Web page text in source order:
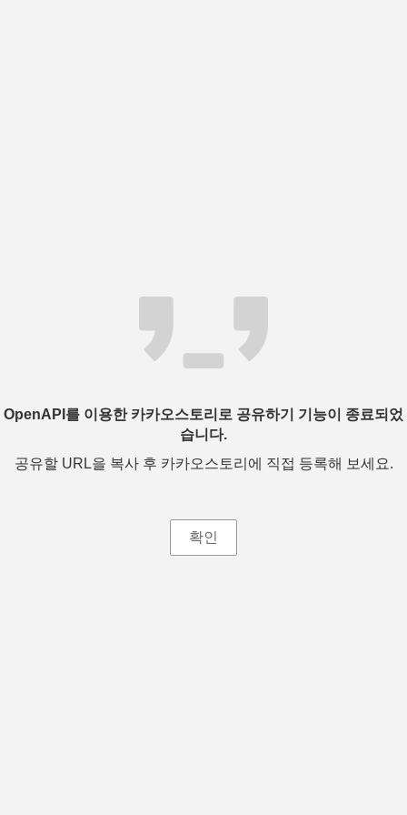
OpenAPI를 이용한 카카오스토리로 공유하기 기능이 종료되었
습니다.
공유할 URL을 복사 후 카카오스토리에 직접 등록해 보세요.
확인